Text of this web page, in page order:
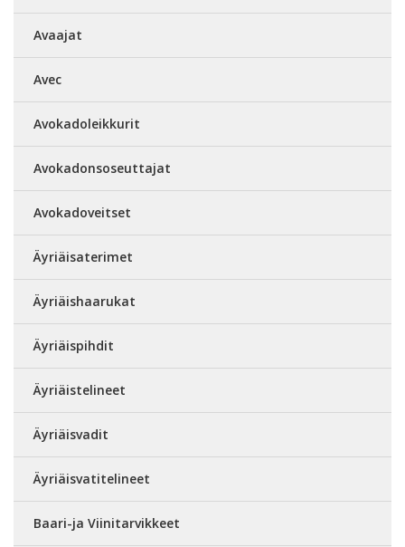
Avaajat
Avec
Avokadoleikkurit
Avokadonsoseuttajat
Avokadoveitset
Äyriäisaterimet
Äyriäishaarukat
Äyriäispihdit
Äyriäistelineet
Äyriäisvadit
Äyriäisvatitelineet
Baari-ja Viinitarvikkeet